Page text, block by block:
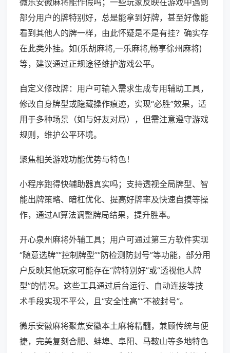
微乐安徽麻将能作假吗；一些玩家反映在游戏中遇到
部分用户的牌特别好，总是能拿到好牌，甚至好像能
看到其他人的牌一样，由此怀疑是不是有挂？确实存
在此类外挂。如(乐胡麻将,一乐麻将,畅享徐州麻将)
等，建议通过正规途径维护游戏公平。
自定义修改牌：用户可输入需求生成专用辅助工具，
修改自身牌型或隐藏操作痕迹，实现“必胜”效果，适
用于多种场景（如与好友对局），但需注意遵守游戏
规则，维护公平环境。
聚焦相关游戏功能优势与特色！
小程序跑得快辅助器真实吗；支持透视全局牌型、智
能出牌策略、暗杠优化、提高好牌率及快速自摸等操
作，通过AI算法调整牌局结果，提升胜率。
开心泉州麻将外辅工具；用户可通过第三方软件实现
“随意选牌”“控制牌型”“防检测防封号”等功能，部分用
户反映其他玩家可能存在“牌特别好”或“透视他人牌
型”的情况。这些工具通过后台运行、自动连接等技
术手段实现不平公，且“安全性高”“不被封号”。
微乐安徽麻将聚焦安徽本土麻将精髓，兼顾传统与便
捷，完美复刻合肥、蚌埠、阜阳、马鞍山等多地特色